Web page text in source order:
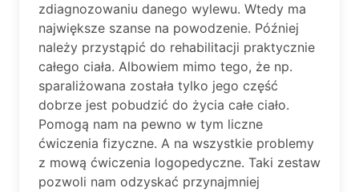
zdiagnozowaniu danego wylewu. Wtedy ma
największe szanse na powodzenie. Później
należy przystąpić do rehabilitacji praktycznie
całego ciała. Albowiem mimo tego, że np.
sparaliżowana została tylko jego część
dobrze jest pobudzić do życia całe ciało.
Pomogą nam na pewno w tym liczne
ćwiczenia fizyczne. A na wszystkie problemy
z mową ćwiczenia logopedyczne. Taki zestaw
pozwoli nam odzyskać przynajmniej